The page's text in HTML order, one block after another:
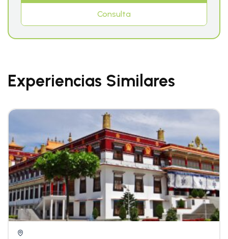
Consulta
Experiencias Similares